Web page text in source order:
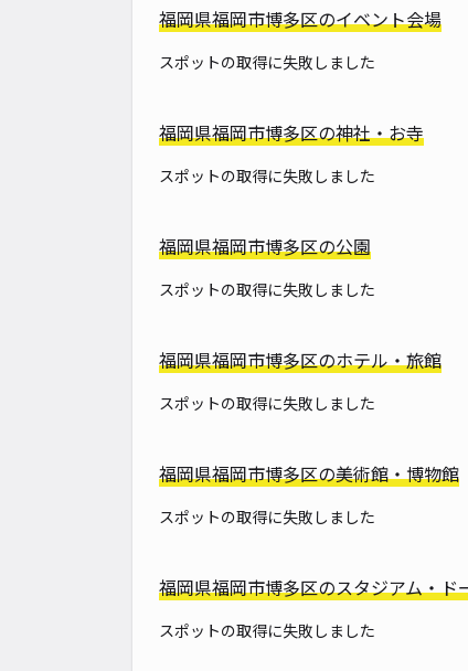
福岡県福岡市博多区のイベント会場
スポットの取得に失敗しました
福岡県福岡市博多区の神社・お寺
スポットの取得に失敗しました
福岡県福岡市博多区の公園
スポットの取得に失敗しました
福岡県福岡市博多区のホテル・旅館
スポットの取得に失敗しました
福岡県福岡市博多区の美術館・博物館
スポットの取得に失敗しました
福岡県福岡市博多区のスタジアム・ド
スポットの取得に失敗しました